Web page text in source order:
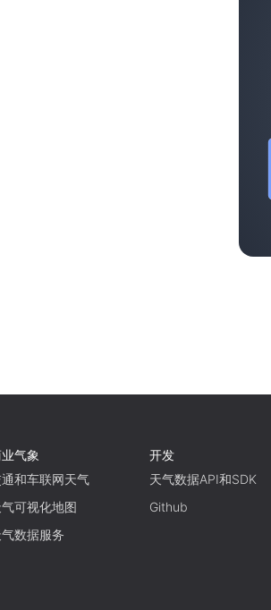
气象
和车联网天气
可视化地图
数据服务
开发
天气数据API和SDK
Github